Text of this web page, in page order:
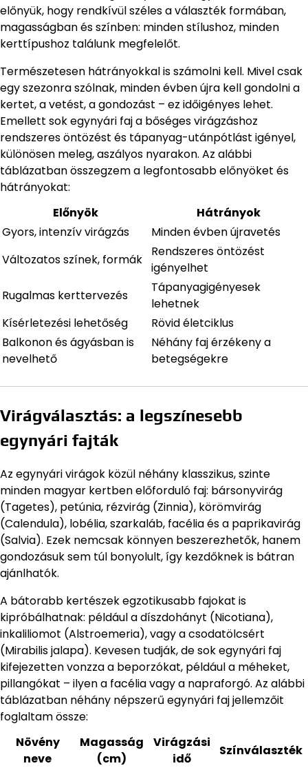
előnyük, hogy rendkívül széles a választék formában,
magasságban és színben: minden stílushoz, minden
kerttípushoz találunk megfelelőt.
Természetesen hátrányokkal is számolni kell. Mivel csak
egy szezonra szólnak, minden évben újra kell gondolni a
kertet, a vetést, a gondozást – ez időigényes lehet.
Emellett sok egynyári faj a bőséges virágzáshoz
rendszeres öntözést és tápanyag-utánpótlást igényel,
különösen meleg, aszályos nyarakon. Az alábbi
táblázatban összegzem a legfontosabb előnyöket és
hátrányokat:
Előnyök
Hátrányok
Gyors, intenzív virágzás
Minden évben újravetés
Változatos színek, formák
Rendszeres öntözést
igényelhet
Rugalmas kerttervezés
Tápanyagigényesek
lehetnek
Kísérletezési lehetőség
Rövid életciklus
Balkonon és ágyásban is
nevelhető
Néhány faj érzékeny a
betegségekre
Virágválasztás: a legszínesebb
egynyári fajták
Az egynyári virágok közül néhány klasszikus, szinte
minden magyar kertben előforduló faj: bársonyvirág
(Tagetes), petúnia, rézvirág (Zinnia), körömvirág
(Calendula), lobélia, szarkaláb, facélia és a paprikavirág
(Salvia). Ezek nemcsak könnyen beszerezhetők, hanem
gondozásuk sem túl bonyolult, így kezdőknek is bátran
ajánlhatók.
A bátorabb kertészek egzotikusabb fajokat is
kipróbálhatnak: például a díszdohányt (Nicotiana),
inkaliliomot (Alstroemeria), vagy a csodatölcsért
(Mirabilis jalapa). Kevesen tudják, de sok egynyári faj
kifejezetten vonzza a beporzókat, például a méheket,
pillangókat – ilyen a facélia vagy a napraforgó. Az alábbi
táblázatban néhány népszerű egynyári faj jellemzőit
foglaltam össze:
Növény
neve
Magasság
(cm)
Virágzási
idő
Színválaszték